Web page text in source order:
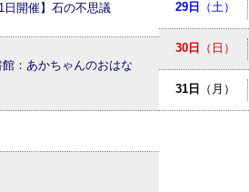
日開催】石の不思議
：あかちゃんのおはな
29日 （土）
30日 （日）
31日 （月）